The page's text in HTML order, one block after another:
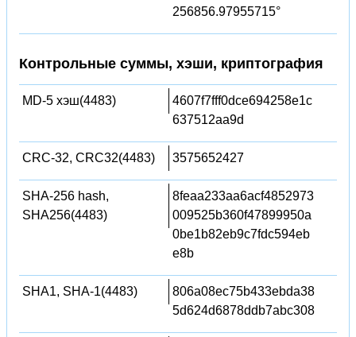
256856.97955715°
Контрольные суммы, хэши, криптография
MD-5 хэш(4483)
4607f7fff0dce694258e1c
637512aa9d
CRC-32, CRC32(4483) 3575652427
SHA-256 hash,
SHA256(4483)
8feaa233aa6acf4852973
009525b360f47899950a
0be1b82eb9c7fdc594eb
e8b
SHA1, SHA-1(4483)
806a08ec75b433ebda38
5d624d6878ddb7abc308